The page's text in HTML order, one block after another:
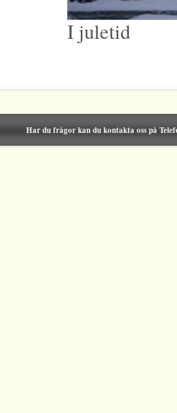
I juletid
Har du frågor kan du kontakta oss på